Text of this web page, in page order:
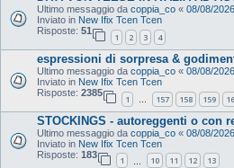
Ultimo messaggio da coppia_co « 08/08/
Inviato in New Ifix Tcen Tcen
Risposte: 51
1 2 3 4
espressioni di sorpresa &
Ultimo messaggio da coppia_co « 08/08/
Inviato in New Ifix Tcen Tcen
Risposte: 2385
1 … 157 158 159
STOCKINGS - autoreggenti o con
Ultimo messaggio da coppia_co « 08/08/
Inviato in New Ifix Tcen Tcen
Risposte: 183
1 10 11 12 13